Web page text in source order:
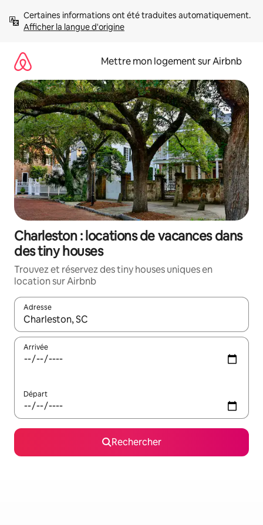
directement
Afficher la langue d'origine
Mettre mon logement sur Airbnb
Charleston : locations de vacances dans
des tiny houses
Trouvez et réservez des tiny houses uniques en
location sur Airbnb
Adresse
Lorsque les résultats s'affichent, utilisez les flèches vers le
Arrivée
Départ
Rechercher